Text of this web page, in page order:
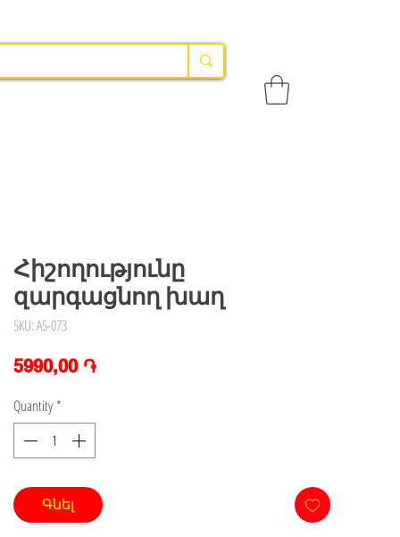
Հիշողությունը
զարգացնող խաղ
SKU: AS-073
5990,00 ֏Price
Quantity *
Գնել